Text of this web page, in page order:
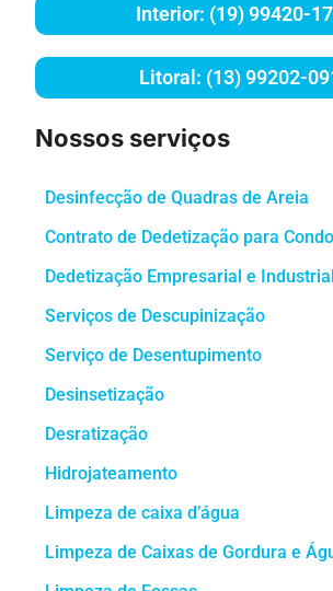
Interior: (19) 99420-
Litoral: (13) 99202-
Nossos serviços
Desinfecção de Quadras de Areia
Contrato de Dedetização para
Dedetização Empresarial e Industrial
Serviços de Descupinização
Serviço de Desentupimento
Desinsetização
Desratização
Hidrojateamento
Limpeza de caixa d’água
Limpeza de Caixas de Gordura e